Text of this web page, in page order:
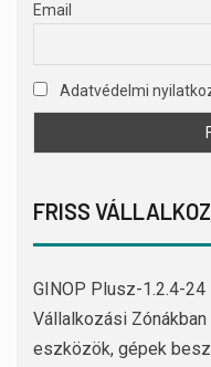
Email
Adatvédelmi
FRISS
GINOP Plusz-1.2.4-24
Vállalkozási
eszközök, gépek